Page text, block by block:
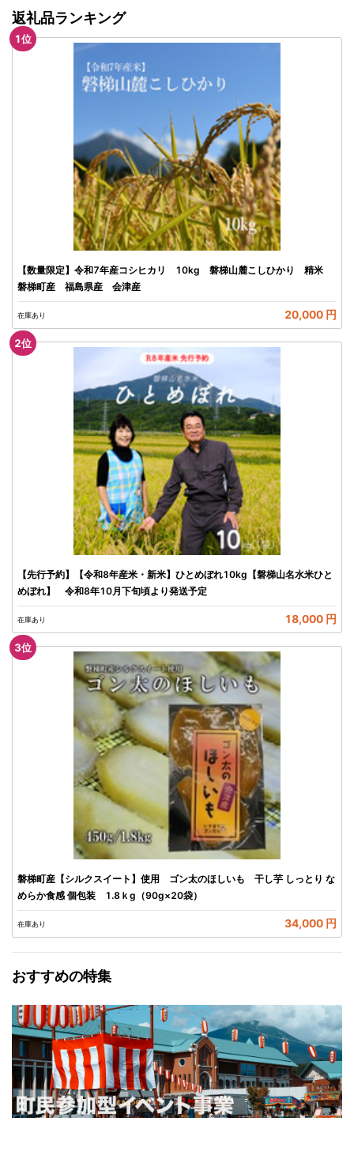
返礼品ランキング
1位
【数量限定】令和7年産コシヒカリ 10kg 磐梯山麓こしひかり 精米
磐梯町産 福島県産 会津産
在庫あり 20,000 円
2位
【先行予約】【令和8年産米・新米】ひとめぼれ10kg【磐梯山名水米ひと
めぼれ】 令和8年10月下旬頃より発送予定
在庫あり 18,000 円
3位
磐梯町産【シルクスイート】使用 ゴン太のほしいも 干し芋 しっとり な
めらか食感 個包装 1.8ｋg（90g×20袋）
在庫あり 34,000 円
おすすめの特集